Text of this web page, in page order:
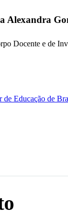
Alexandra
Docente e de
de Educação de